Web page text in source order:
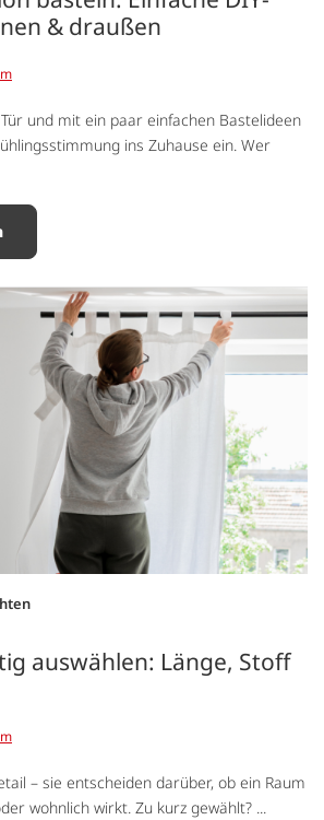
& draußen
und mit ein paar einfachen Bastelideen
ins Zuhause ein. Wer
auswählen: Länge, Stoff
– sie entscheiden darüber, ob ein Raum
wohnlich wirkt. Zu kurz gewählt? ...